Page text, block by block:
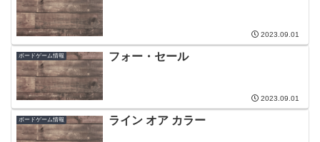
2023.09.01
ボードゲーム情報 フォー・セール
2023.09.01
ボードゲーム情報 ライン オア カラー